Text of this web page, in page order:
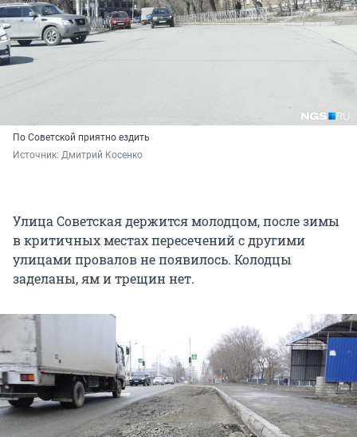
По Советской приятно ездить
Источник: Дмитрий Косенко
Улица Советская держится молодцом, после зимы
в критичных местах пересечений с другими
улицами провалов не появилось. Колодцы
заделаны, ям и трещин нет.